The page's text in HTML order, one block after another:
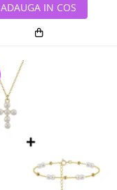
ADAUGA IN COS